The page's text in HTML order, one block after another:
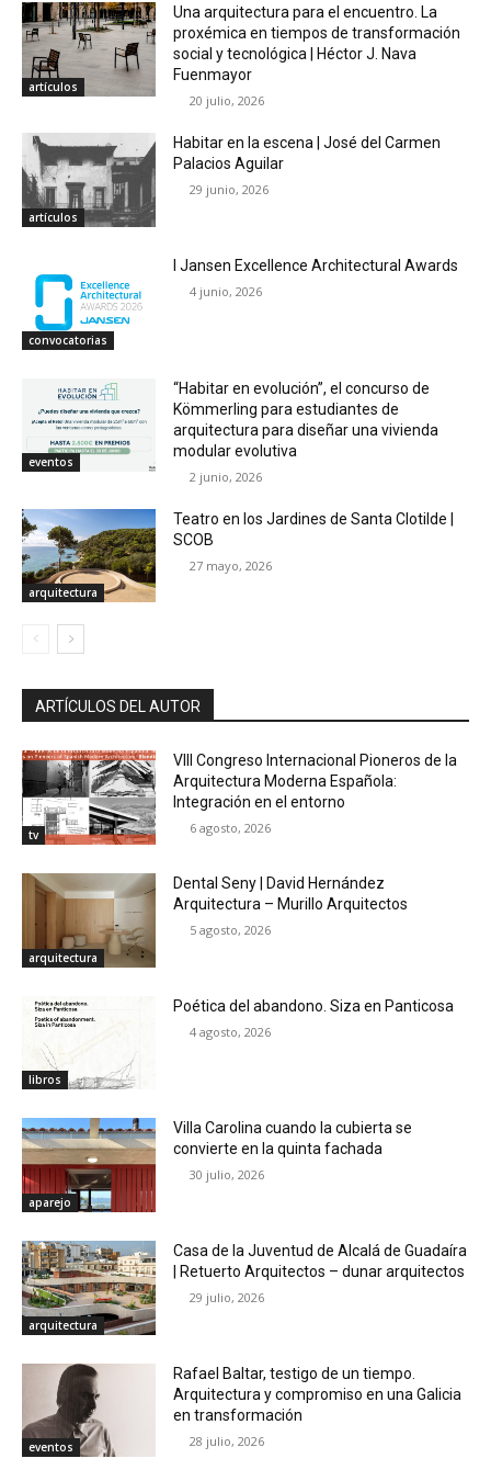
artículos
Una arquitectura para el encuentro. La
proxémica en tiempos de transformación
social y tecnológica | Héctor J. Nava
Fuenmayor
20 julio, 2026
artículos
Habitar en la escena | José del Carmen
Palacios Aguilar
29 junio, 2026
convocatorias
I Jansen Excellence Architectural Awards
4 junio, 2026
eventos
“Habitar en evolución”, el concurso de
Kömmerling para estudiantes de
arquitectura para diseñar una vivienda
modular evolutiva
2 junio, 2026
arquitectura
Teatro en los Jardines de Santa Clotilde |
SCOB
27 mayo, 2026
ARTÍCULOS DEL AUTOR
tv
VIII Congreso Internacional Pioneros de la
Arquitectura Moderna Española:
Integración en el entorno
6 agosto, 2026
arquitectura
Dental Seny | David Hernández
Arquitectura – Murillo Arquitectos
5 agosto, 2026
libros
Poética del abandono. Siza en Panticosa
4 agosto, 2026
aparejo
Villa Carolina cuando la cubierta se
convierte en la quinta fachada
30 julio, 2026
arquitectura
Casa de la Juventud de Alcalá de Guadaíra
| Retuerto Arquitectos – dunar arquitectos
29 julio, 2026
eventos
Rafael Baltar, testigo de un tiempo.
Arquitectura y compromiso en una Galicia
en transformación
28 julio, 2026